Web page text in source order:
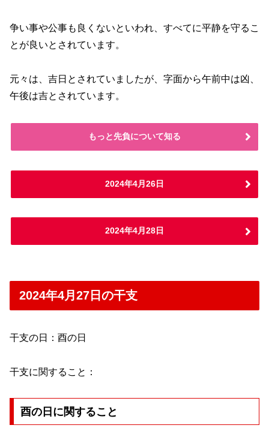
争い事や公事も良くないといわれ、すべてに平静を守るこ
とが良いとされています。
元々は、吉日とされていましたが、字面から午前中は凶、
午後は吉とされています。
もっと先負について知る
2024年4月26日
2024年4月28日
2024年4月27日の干支
干支の日：酉の日
干支に関すること：
酉の日に関すること